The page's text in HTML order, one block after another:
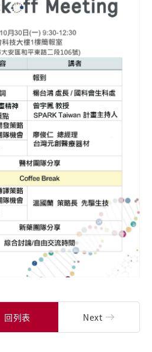
回列表 Next